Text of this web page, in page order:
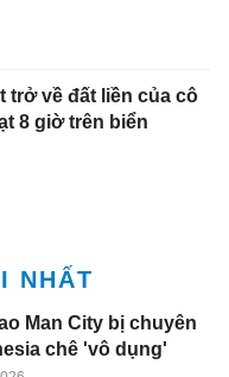
trở về đất liền của cô
8 giờ trên biển
NHẤT
Man City bị chuyên
chê 'vô dụng'